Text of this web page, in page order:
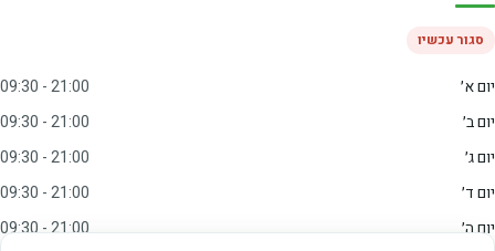
סגור עכשיו
יום א׳
09:30 - 21:00
יום ב׳
09:30 - 21:00
יום ג׳
09:30 - 21:00
יום ד׳
09:30 - 21:00
יום ה׳
09:30 - 21:00